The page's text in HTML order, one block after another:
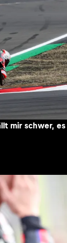
mir schwer, es